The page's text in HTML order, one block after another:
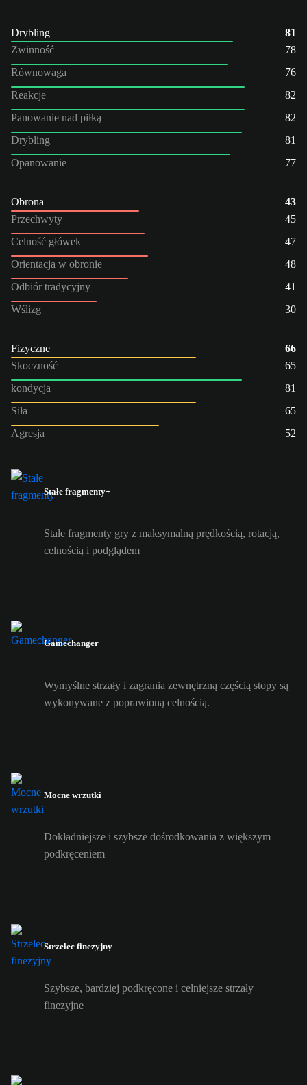
Drybling
81
Zwinność
78
Równowaga
76
Reakcje
82
Panowanie nad piłką
82
Drybling
81
Opanowanie
77
Obrona
43
Przechwyty
45
Celność główek
47
Orientacja w obronie
48
Odbiór tradycyjny
41
Wślizg
30
Fizyczne
66
Skoczność
65
kondycja
81
Siła
65
Agresja
52
Stałe fragmenty+
Stałe fragmenty gry z maksymalną prędkością, rotacją,
celnością i podglądem
Gamechanger
Wymyślne strzały i zagrania zewnętrzną częścią stopy są
wykonywane z poprawioną celnością.
Mocne wrzutki
Dokładniejsze i szybsze dośrodkowania z większym
podkręceniem
Strzelec finezyjny
Szybsze, bardziej podkręcone i celniejsze strzały
finezyjne